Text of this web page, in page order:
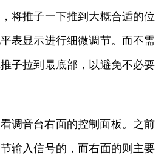
将推子一下推到大概合适的位
表显示进行细微调节。而不需
子拉到最底部，以避免不必要
调音台右面的控制面板。之前
输入信号的，而右面的则主要